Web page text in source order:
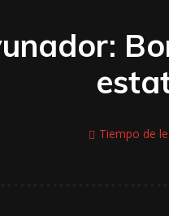
Tiempo de